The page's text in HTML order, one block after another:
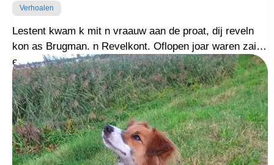
Verhoalen
Lestent kwam k mit n vraauw aan de proat, dij reveln
kon as Brugman. n Revelkont. Oflopen joar waren zai
en heur man noar t wandelfestival in Portugal west.